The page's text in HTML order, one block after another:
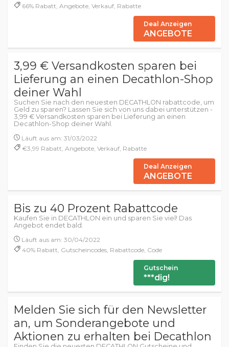
66% Rabatt, Angebote, Verkauf, Rabatte
Deal Anzeigen
ANGEBOTE
3,99 € Versandkosten sparen bei
Lieferung an einen Decathlon-Shop
deiner Wahl
Suchen Sie nach den neuesten DECATHLON rabattcode, um
Geld zu sparen? Lassen Sie sich von uns dabei unterstützen -
3,99 € Versandkosten sparen bei Lieferung an einen
Decathlon-Shop deiner Wahl.
Läuft aus am: 31/03/2022
€3,99 Rabatt, Angebote, Verkauf, Rabatte
Deal Anzeigen
ANGEBOTE
Bis zu 40 Prozent Rabattcode
Kaufen Sie in DECATHLON ein und sparen Sie viel! Das
Angebot endet bald.
Läuft aus am: 30/04/2022
40% Rabatt, Gutscheincodes, Rabattcode, Code
Gutschein
***dig!
Melden Sie sich für den Newsletter
an, um Sonderangebote und
Aktionen zu erhalten bei Decathlon